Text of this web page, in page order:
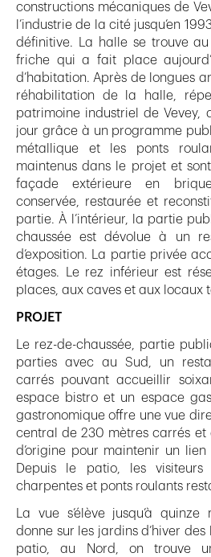
constructions mécaniques de
l’industrie de la cité jusqu’en
définitive. La halle se trouve
friche qui a fait place
d’habitation. Après de longues
réhabilitation de la halle,
patrimoine industriel de Vevey,
jour grâce à un programme
métallique et les ponts
maintenus dans le projet et
façade extérieure en
conservée, restaurée et
partie. À l’intérieur, la partie
chaussée est dévolue à un
d’exposition. La partie privée
étages. Le rez inférieur est
places, aux caves et aux locaux
PROJET
Le rez-de-chaussée, partie
parties avec au Sud, un
carrés pouvant accueillir
espace bistro et un espace
gastronomique offre une vue
central de 230 mètres carrés et
d’origine pour maintenir un lien
Depuis le patio, les
charpentes et ponts roulants
La vue s’élève jusqu’à
donne sur les jardins d’hiver des
patio, au Nord, on trouve